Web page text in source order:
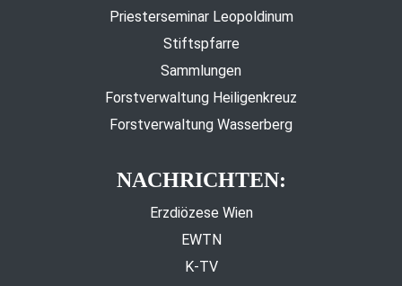
Priesterseminar Leopoldinum
Stiftspfarre
Sammlungen
Forstverwaltung Heiligenkreuz
Forstverwaltung Wasserberg
NACHRICHTEN:
Erzdiözese Wien
EWTN
K-TV